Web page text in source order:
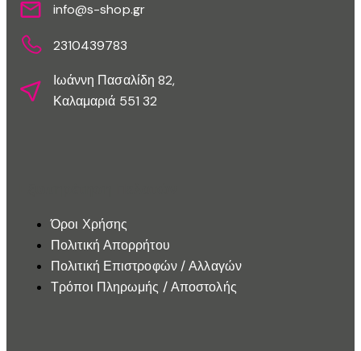
info@s-shop.gr
2310439783
Ιωάννη Πασαλίδη 82,
Καλαμαριά 551 32
Όροι Χρήσης
Πολιτική Απορρήτου
Πολιτική Επιστροφών / Αλλαγών
Τρόποι Πληρωμής / Αποστολής